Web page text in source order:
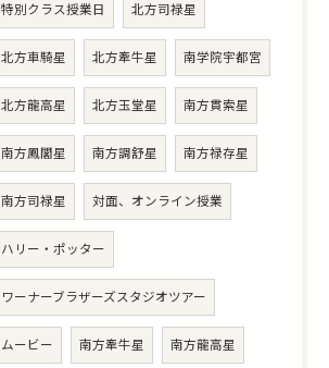
特別クラス授業日 北方司禄星
北方車騎星 北方牽牛星 南学院宇都宮
北方龍高星 北方玉堂星 南方貫索星
南方鳳閣星 南方調舒星 南方禄存星
南方司禄星 対面、オンライン授業
ハリー・ポッター
ワーナーブラザーズスタジオツアー
ムービー 南方牽牛星 南方龍高星